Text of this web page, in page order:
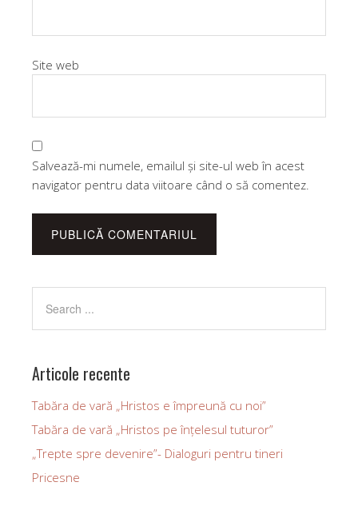
Site web
Salvează-mi numele, emailul și site-ul web în acest
navigator pentru data viitoare când o să comentez.
Articole recente
Tabăra de vară „Hristos e împreună cu noi”
Tabăra de vară „Hristos pe înțelesul tuturor”
„Trepte spre devenire”- Dialoguri pentru tineri
Pricesne